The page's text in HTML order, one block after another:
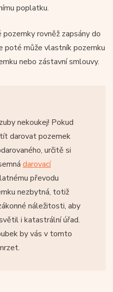
poplatku.
rovněž zapsány do
poté může vlastník pozemku
nebo zástavní smlouvy.
nekoukej! Pokud
darovat pozemek
určitě si
darovací
převodu
nezbytná, totiž
náležitosti, aby
i katastrální úřad.
by vás v tomto